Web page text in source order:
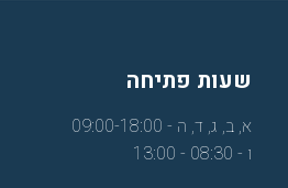
שעות פתיחה
א, ב, ג, ד, ה - 09:00-18:00
ו - 08:30 - 13:00